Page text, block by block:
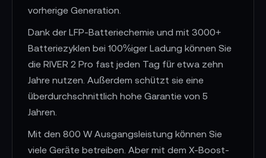
vorherige Generation.
Dank der LFP-Batteriechemie und mit 3000+
Batteriezyklen bei 100%iger Ladung können Sie
die RIVER 2 Pro fast jeden Tag für etwa zehn
Jahre nutzen. Außerdem schützt sie eine
überdurchschnittlich hohe Garantie von 5
Jahren.
Mit den 800 W Ausgangsleistung können Sie
viele Geräte betreiben. Aber mit dem X-Boost-